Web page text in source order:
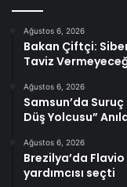
Ağustos 6, 2026
Bakan Çiftçi:
Taviz
Ağustos 6, 2026
Samsun’da Suruç
Düş Yolcusu”
Ağustos 6, 2026
Brezilya’da
yardımcısı seçti